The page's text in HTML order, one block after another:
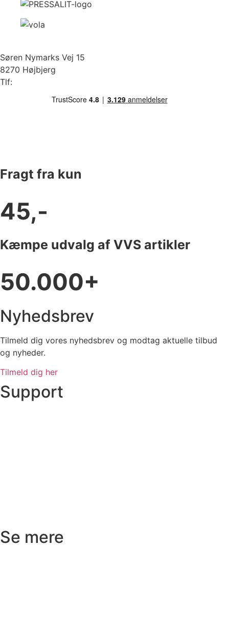
Søren Nymarks Vej 15
8270 Højbjerg
Tlf:
Fragt fra kun
45,-
Kæmpe udvalg af VVS artikler
50.000+
Nyhedsbrev
Tilmeld dig vores nyhedsbrev og modtag aktuelle tilbud
og nyheder.
Tilmeld dig her
Support
Se mere